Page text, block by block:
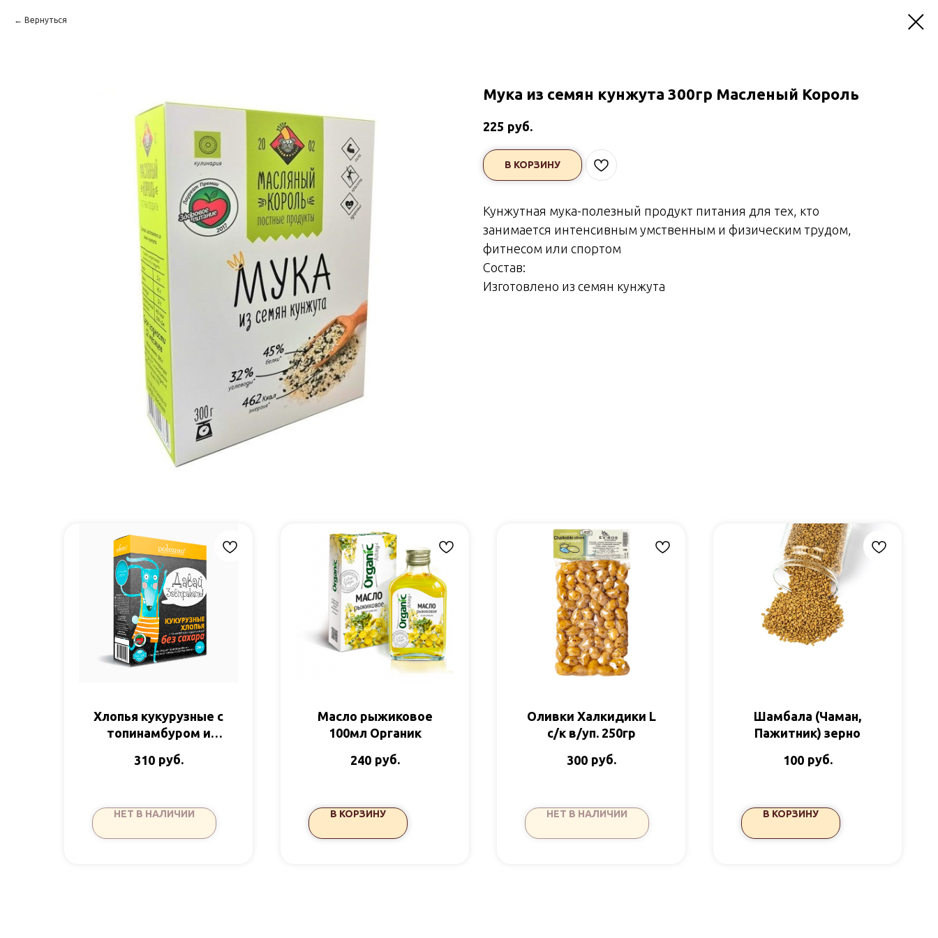
Вернуться
Мука из семян кунжута 300гр Масленый Король
225 руб.
В КОРЗИНУ
Кунжутная мука-полезный продукт питания для тех, кто
занимается интенсивным умственным и физическим трудом,
фитнесом или спортом
Состав:
Изготовлено из семян кунжута
Хлопья кукурузные с
топинамбуром и
250гр Полеззно
310 руб.
НЕТ В НАЛИЧИИ
Масло рыжиковое
100мл Органик
240 руб.
В КОРЗИНУ
Оливки Халкидики L
с/к в/уп. 250гр
300 руб.
НЕТ В НАЛИЧИИ
Шамбала (Чаман,
Пажитник) зерно
100 руб.
В КОРЗИНУ